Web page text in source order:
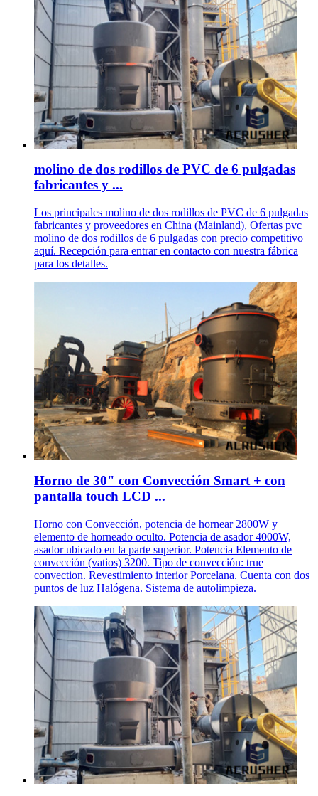
molino de dos rodillos de PVC de 6 pulgadas
fabricantes y ...
Los principales molino de dos rodillos de PVC de 6 pulgadas
fabricantes y proveedores en China (Mainland), Ofertas pvc
molino de dos rodillos de 6 pulgadas con precio competitivo
aquí. Recepción para entrar en contacto con nuestra fábrica
para los detalles.
Horno de 30" con Convección Smart + con
pantalla touch LCD ...
Horno con Convección, potencia de hornear 2800W y
elemento de horneado oculto. Potencia de asador 4000W,
asador ubicado en la parte superior. Potencia Elemento de
convección (vatios) 3200. Tipo de convección: true
convection. Revestimiento interior Porcelana. Cuenta con dos
puntos de luz Halógena. Sistema de autolimpieza.